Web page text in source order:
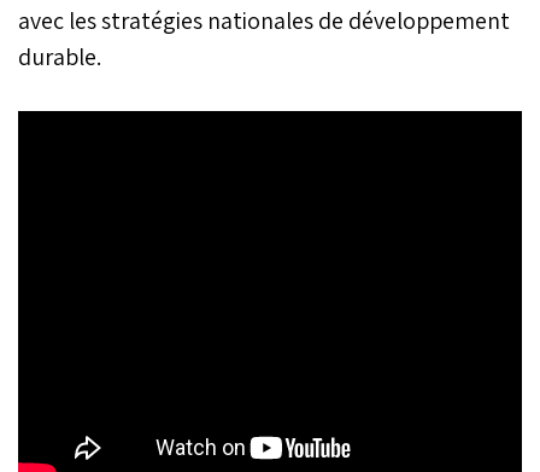
avec les stratégies nationales de développement
durable.